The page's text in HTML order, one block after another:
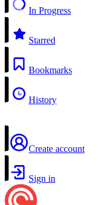
In Progress
Starred
Bookmarks
History
Create account
Sign in